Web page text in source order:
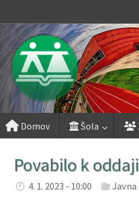
Skip
Domov Šola
Povabilo k
4. 1. 2023 - 10:00 Javna